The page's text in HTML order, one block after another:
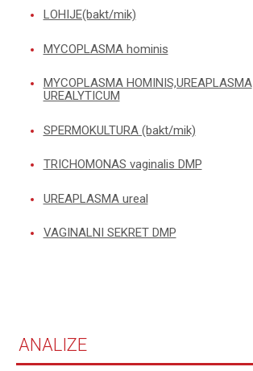
LOHIJE(bakt/mik)
MYCOPLASMA hominis
MYCOPLASMA HOMINIS,UREAPLASMA
UREALYTICUM
SPERMOKULTURA (bakt/mik)
TRICHOMONAS vaginalis DMP
UREAPLASMA ureal
VAGINALNI SEKRET DMP
ANALIZE